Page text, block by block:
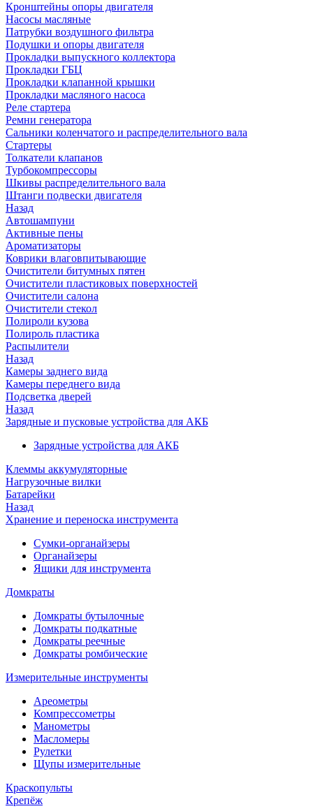
Кронштейны опоры двигателя
Насосы масляные
Патрубки воздушного фильтра
Подушки и опоры двигателя
Прокладки выпускного коллектора
Прокладки ГБЦ
Прокладки клапанной крышки
Прокладки масляного насоса
Реле стартера
Ремни генератора
Сальники коленчатого и распределительного вала
Стартеры
Толкатели клапанов
Турбокомпрессоры
Шкивы распределительного вала
Штанги подвески двигателя
Назад
Автошампуни
Активные пены
Ароматизаторы
Коврики влаговпитывающие
Очистители битумных пятен
Очистители пластиковых поверхностей
Очистители салона
Очистители стекол
Полироли кузова
Полироль пластика
Распылители
Назад
Камеры заднего вида
Камеры переднего вида
Подсветка дверей
Назад
Зарядные и пусковые устройства для АКБ
Зарядные устройства для АКБ
Клеммы аккумуляторные
Нагрузочные вилки
Батарейки
Назад
Хранение и переноска инструмента
Сумки-органайзеры
Органайзеры
Ящики для инструмента
Домкраты
Домкраты бутылочные
Домкраты подкатные
Домкраты реечные
Домкраты ромбические
Измерительные инструменты
Ареометры
Компрессометры
Манометры
Масломеры
Рулетки
Щупы измерительные
Краскопульты
Крепёж